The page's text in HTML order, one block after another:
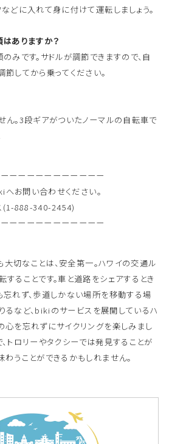
どに入れて身に付けて運転しましょう。
ありますか？
みです。サドルが調節できますので、自
してから乗ってください。
ん。3段ギアがついたノーマルの自転車で
ーーーーーーーーーーー
お問い合わせください。
(1-888-340-2454)
ーーーーーーーーーーー
切なことは、安全第一。ハワイの交通ル
ることです。車と道路をシェアするとき
れず、歩道しかない場所を移動する場
るなど、bikiのサービスを展開しているハ
を忘れずにサイクリングを楽しみまし
トロリーやタクシーでは発見することが
うことができるかもしれません。